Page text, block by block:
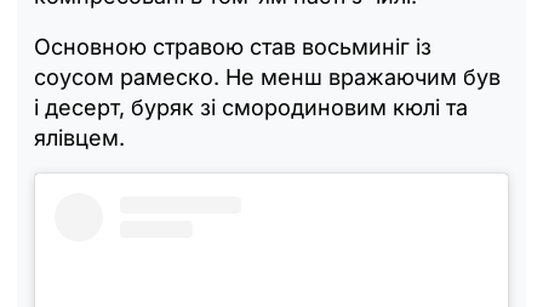
Основною стравою став восьминіг із
соусом рамеско. Не менш вражаючим був
і десерт, буряк зі смородиновим кюлі та
ялівцем.